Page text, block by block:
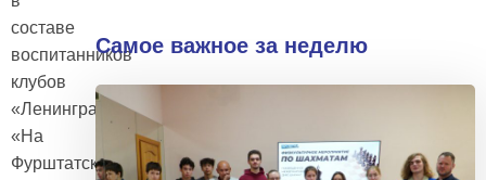
составе
воспитанников
клубов
«Ленинградец»,
«На
Фурштатской»
Самое важное за неделю